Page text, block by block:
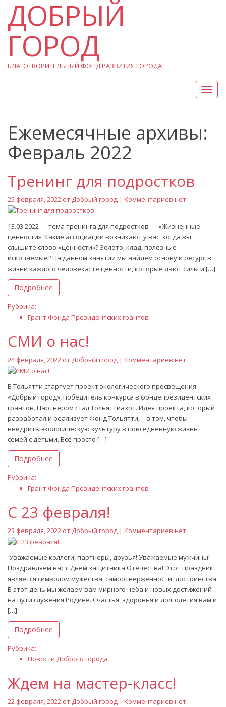
ДОБРЫЙ
ГОРОД
БЛАГОТВОРИТЕЛЬНЫЙ ФОНД РАЗВИТИЯ ГОРОДА
Вкл/
Выкл
Ежемесячные архивы:
Февраль 2022
Тренинг для подростков
25 февраля, 2022 от Добрый город | Комментариев нет
13.03.2022 — тема тренинга для подростков — «Жизненные
ценности». Какие ассоциации возникают у вас, когда вы
слышите слово «ценности»? Золото, клад, полезные
ископаемые? На данном занятии мы найдем основу и ресурс в
жизни каждого человека: те ценности, которые дают силы и […]
Подробнее
Рубрика:
Грант Фонда Президентских грантов
СМИ о нас!
24 февраля, 2022 от Добрый город | Комментариев нет
В Тольятти стартует проект экологического просвещения –
«Добрый город», победитель конкурса в фондепрезидентских
грантов. Партнёром стал Тольяттиазот. Идея проекта, который
разработал и реализует Фонд Тольятти, – в том, чтобы
внедрить экологическую культуру в повседневную жизнь
семей с детьми. Всё просто […]
Подробнее
Рубрика:
Грант Фонда Президентских грантов
С 23 февраля!
23 февраля, 2022 от Добрый город | Комментариев нет
Уважаемые коллеги, партнеры, друзья! Уважаемые мужчины!
Поздравляем вас с Днем защитника Отечества! Этот праздник
является символом мужества, самоотверженности, достоинства.
В этот день мы желаем вам мирного неба и новых достижений
на пути служения Родине. Счастья, здоровья и долголетия вам и
[…]
Подробнее
Рубрика:
Новости Доброго города
Ждем на мастер-класс!
22 февраля, 2022 от Добрый город | Комментариев нет